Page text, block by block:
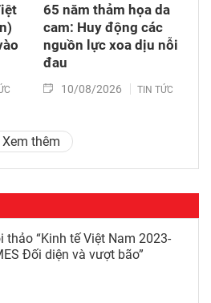
65 năm thảm họa da
cam: Huy động các
nguồn lực xoa dịu nỗi
đau
10/08/2026 TIN TỨC
Xem thêm
thảo “Kinh tế Việt Nam 2023-
Đối diện và vượt bão”